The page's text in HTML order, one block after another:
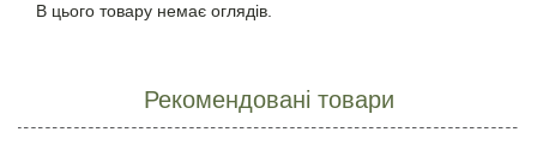
В цього товару немає оглядів.
Рекомендовані товари